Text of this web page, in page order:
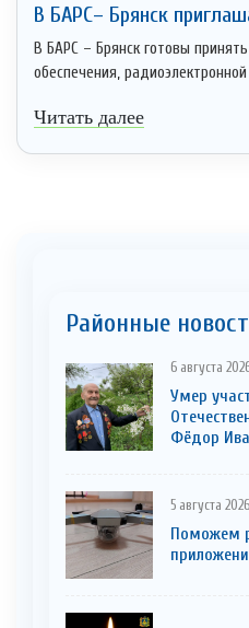
В БАРС– Брянcк
В БАРС – Брянск готовы
обеспечения,
Читать далее
Районные
6 августа
Умер
Фёдор
5 августа
Поможем